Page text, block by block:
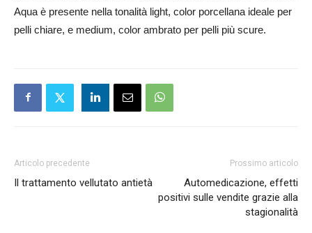
Aqua è presente nella tonalità light, color porcellana ideale per
pelli chiare, e medium, color ambrato per pelli più scure.
Articolo precedente
Il trattamento vellutato antietà
Prossimo articolo
Automedicazione, effetti
positivi sulle vendite grazie alla
stagionalità